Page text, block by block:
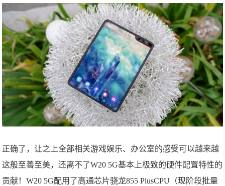
正确了，让之上全部相关游戏娱乐、办公室的感受可以越来越
这般至善至美，还离不了W20 5G基本上极致的硬件配置特性的
贡献！W20 5G配用了高通芯片骁龙855 PlusCPU（现阶段批量